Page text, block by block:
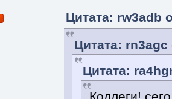
Цитата: rw3adb
Цитата:
Цитата: